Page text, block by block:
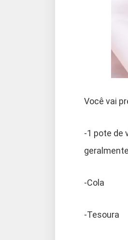
Você vai
-1 pote de
-Cola
-Tesoura